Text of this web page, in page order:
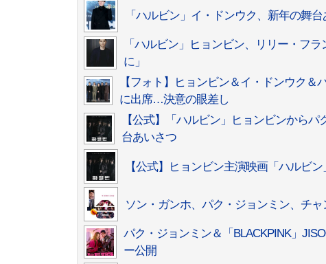
「ハルビン」イ・ドンウク、新年の舞
「ハルビン」ヒョンビン、リリー・フ
に」
【フォト】ヒョンビン＆イ・ドンウク
に出席…決意の眼差し
【公式】「ハルビン」ヒョンビンから
台あいさつ
【公式】ヒョンビン主演映画「ハルビ
ソン・ガンホ、パク・ジョンミン、チ
パク・ジョンミン＆「BLACKPINK」
ー公開